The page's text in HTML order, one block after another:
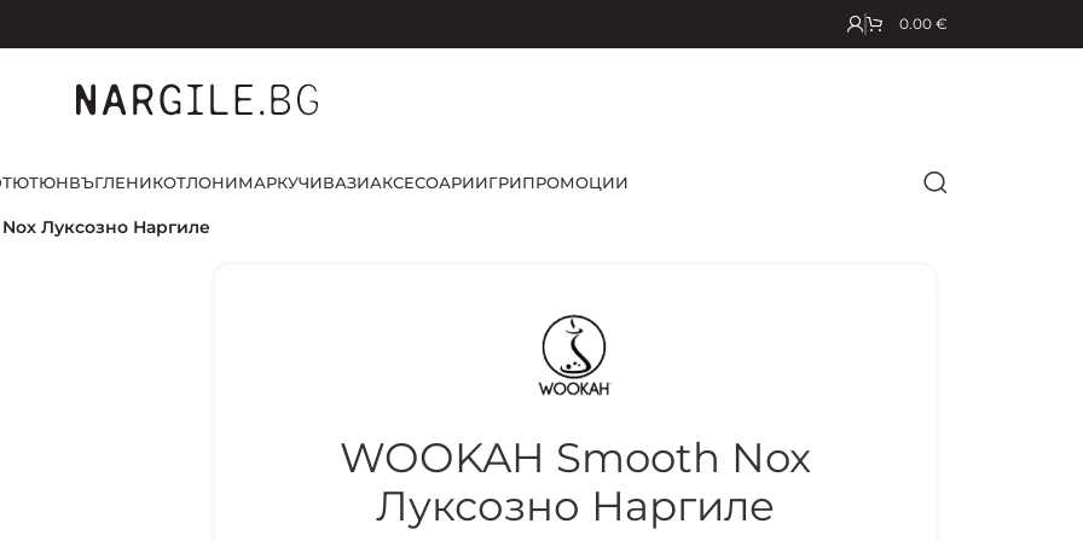
0.00 €
ТЮТЮНВЪГЛЕНИКОТЛОНИМАРКУЧИВАЗИАКСЕСОАРИИГРИПРОМОЦИИ
Луксозно Наргиле
WOOKAH Smooth Nox
Луксозно Наргиле